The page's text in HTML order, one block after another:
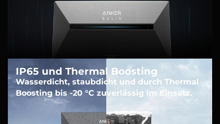
IP65 und Thermal Boosting
Wasserdicht, staubdicht und durch Thermal
Boosting bis -20 °C zuverlässig im Einsatz.